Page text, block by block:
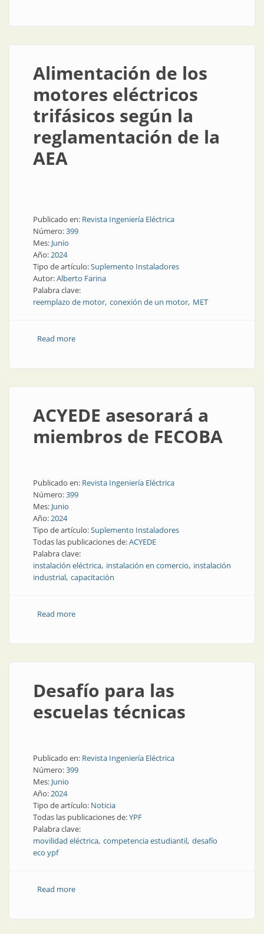
Alimentación de los
motores eléctricos
trifásicos según la
reglamentación de la
AEA
Publicado en: Revista Ingeniería Eléctrica
Número:399
Mes: Junio
Año:2024
Tipo de artículo:Suplemento Instaladores
Autor:Alberto Farina
Palabra clave:
reemplazo de motor conexión de un motor MET
Read moreabout Alimentación de los motores eléctricos
ACYEDE asesorará a
miembros de FECOBA
Publicado en: Revista Ingeniería Eléctrica
Número:399
Mes: Junio
Año:2024
Tipo de artículo:Suplemento Instaladores
Todas las publicaciones de:ACYEDE
Palabra clave:
instalación eléctrica instalación en comercio instalación
industrial capacitación
Read moreabout ACYEDE asesorará a miembros de FECOBA
Desafío para las
escuelas técnicas
Publicado en: Revista Ingeniería Eléctrica
Número:399
Mes: Junio
Año:2024
Tipo de artículo: Noticia
Todas las publicaciones de:YPF
Palabra clave:
movilidad eléctrica competencia estudiantil desafío
eco ypf
Read moreabout Desafío para las escuelas técnicas